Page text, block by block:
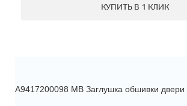
КУПИТЬ В 1 КЛИК
A9417200098 MB Заглушка обшивки двери